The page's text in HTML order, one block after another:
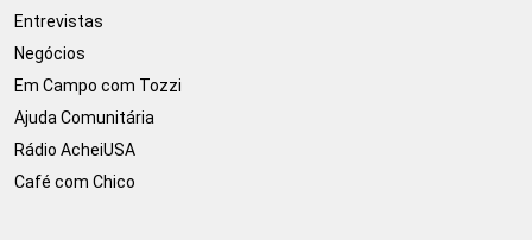
Entrevistas
Negócios
Em Campo com Tozzi
Ajuda Comunitária
Rádio AcheiUSA
Café com Chico